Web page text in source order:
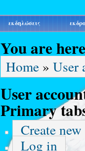
εκδηλώσεις
You are here
Home » User
User
Primary
Create
Log in